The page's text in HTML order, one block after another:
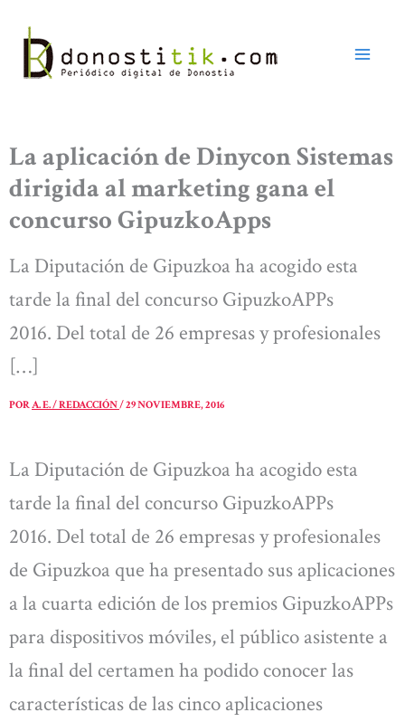
contenido
La aplicación de Dinycon Sistemas
dirigida al marketing gana el
concurso GipuzkoApps
La Diputación de Gipuzkoa ha acogido esta
tarde la final del concurso GipuzkoAPPs
2016. Del total de 26 empresas y profesionales
[…]
PORA. E. / REDACCIÓN/29 NOVIEMBRE, 2016
La Diputación de Gipuzkoa ha acogido esta
tarde la final del concurso GipuzkoAPPs
2016. Del total de 26 empresas y profesionales
de Gipuzkoa que ha presentado sus aplicaciones
a la cuarta edición de los premios GipuzkoAPPs
para dispositivos móviles, el público asistente a
la final del certamen ha podido conocer las
características de las cinco aplicaciones